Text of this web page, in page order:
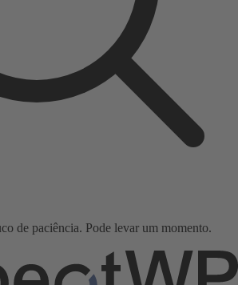
de paciência. Pode levar um momento.